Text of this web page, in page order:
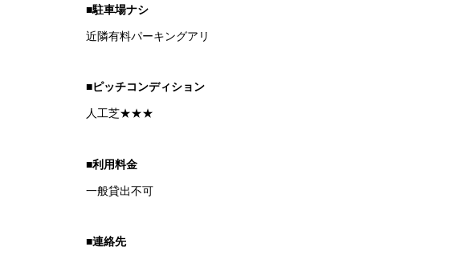
■駐車場ナシ
近隣有料パーキングアリ
■ピッチコンディション
人工芝★★★
■利用料金
一般貸出不可
■連絡先